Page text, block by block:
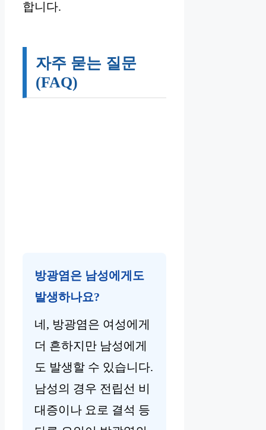
합니다.
자주 묻는 질문
(FAQ)
방광염은 남성에게도
발생하나요?
네, 방광염은 여성에게
더 흔하지만 남성에게
도 발생할 수 있습니다.
남성의 경우 전립선 비
대증이나 요로 결석 등